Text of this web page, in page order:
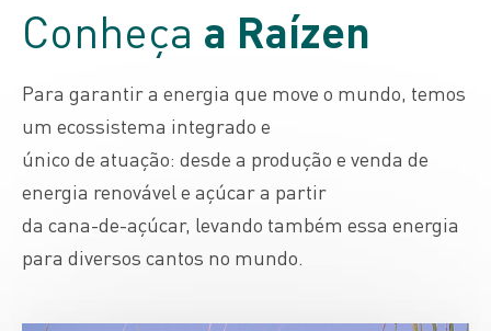
Conheça a Raízen
Para garantir a energia que move o mundo, temos
um ecossistema integrado e
único de atuação: desde a produção e venda de
energia renovável e açúcar a partir
da cana-de-açúcar, levando também essa energia
para diversos cantos no mundo.